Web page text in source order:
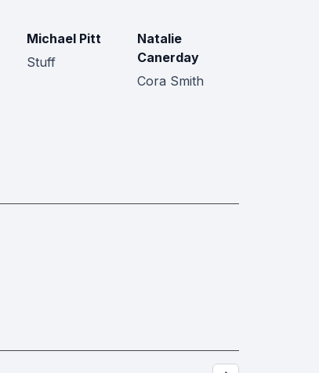
Michael Pitt
Stuff
Natalie
Canerday
Cora Smith